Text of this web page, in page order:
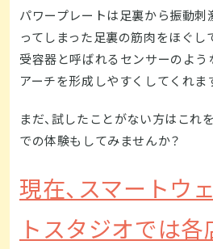
パワープレートは足裏から振動刺
ってしまった足裏の筋肉をほぐし
受容器と呼ばれるセンサーのよ
アーチを形成しやすくしてくれま
まだ、試したことがない方はこれ
での体験もしてみませんか？
現在、スマートウ
トスタジオでは